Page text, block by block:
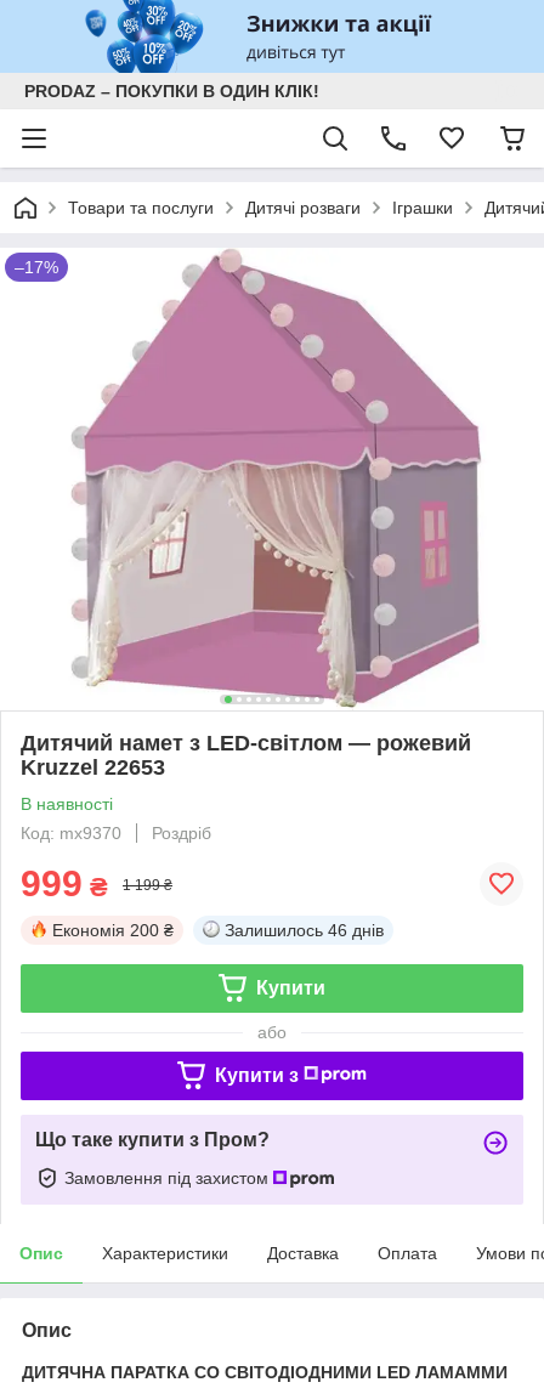
PRODAZ – ПОКУПКИ В ОДИН КЛІК!
Товари та послуги Дитячі розваги Іграшки
–17%
Дитячий намет з LED-світлом — рожевий
Kruzzel 22653
В наявності
Код: mx9370
Роздріб
999 ₴ 1 199 ₴
Економія 200 ₴ Залишилось 46 днів
Купити
або
Купити з
Що таке купити з Пром?
Замовлення під захистом
Опис Характеристики Доставка Оплата Умови
Опис
ДИТЯЧНА ПАРАТКА СО СВІТОДІОДНИМИ LED ЛАМАММИ